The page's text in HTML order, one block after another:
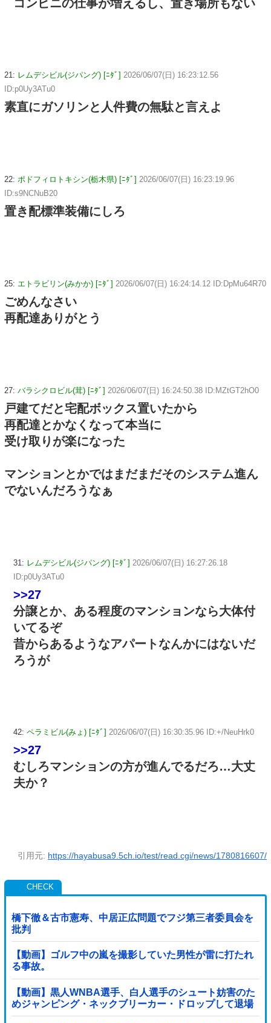
コンビニの仕事が増えるし、置き場所もない
21: レムデシビル(ジパング) [ﾆﾀﾞ] 2026/06/07(日) 16:23:12.56
ID:p0Uy3ATu0
素直にガソリンと人件費の無駄と言えよ
22: ポドフィロトキシン(栃木県) [ﾆﾀﾞ] 2026/06/07(日) 16:23:19.96
ID:s9NCNuB20
置き配標準装備にしろ
25: エトラビリン(みかか) [ﾆﾀﾞ] 2026/06/07(日) 16:24:14.12 ID:DpMu64R70
ごめんなさい
再配達ありがとう
27: バラシクロビル(茸) [ﾆﾀﾞ] 2026/06/07(日) 16:24:50.38 ID:MZtGT2hO0
戸建てだと宅配ボックス置いたから
再配達とかなくなって本当に
受け取りが楽になった
マンションとかではまだまだそのシステム進ん
でないんだろうなぁ
31: レムデシビル(ジパング) [ﾆﾀﾞ] 2026/06/07(日) 16:27:26.18
ID:p0Uy3ATu0
>>27
分譲とか、ある程度のマンションなら大体付
いてるぞ
昔からあるようなアパートなんかにはないだ
ろうが
42: ペラミビル(みょ) [ﾆﾀﾞ] 2026/06/07(日) 16:30:35.96 ID:+/NeuHrk0
>>27
むしろマンションの方が進んでるだろ…大丈
夫か？
引用元: https://hayabusa9.5ch.io/test/read.cgi/news/1780816607/
橋下徹＆古市憲寿、中居正広問題でフジ第三者委員会を
批判
【動画】ゴルフ中の嵐を撮影していた男性が雷に打たれ
る事故。
【動画】黒人WNBA選手、白人選手のシュート妨害のた
めジャンピング・ネックブリーカー・ドロップして退場
処分→ロッカールームから「白人特権」と投稿...